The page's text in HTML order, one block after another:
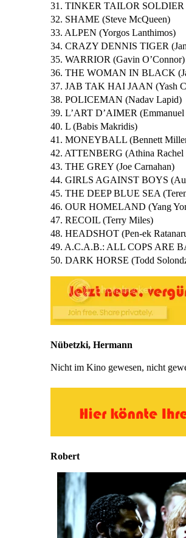
31. TINKER TAILOR SOLDIER
32. SHAME (Steve McQueen)
33. ALPEN (Yorgos Lanthimos)
34. CRAZY DENNIS TIGER
35. WARRIOR (Gavin O’Connor)
36. THE WOMAN IN BLACK
37. JAB TAK HAI JAAN (Yash
38. POLICEMAN (Nadav Lapid)
39. L’ART D’AIMER
40. L (Babis Makridis)
41. MONEYBALL (Bennett
42. ATTENBERG (Athina Rachel
43. THE GREY (Joe Carnahan)
44. GIRLS AGAINST BOYS
45. THE DEEP BLUE SEA
46. OUR HOMELAND (Yang
47. RECOIL (Terry Miles)
48. HEADSHOT (Pen-ek
49. A.C.A.B.: ALL COPS ARE
50. DARK HORSE (Todd
Nübetzki, Hermann
Nicht im Kino gewesen, nicht
Robert